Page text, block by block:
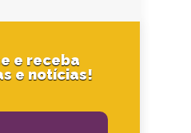
e receba
e notícias!